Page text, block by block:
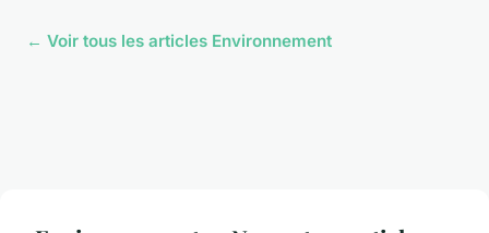
← Voir tous les articles Environnement